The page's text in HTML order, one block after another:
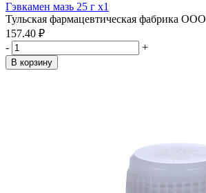
Гэвкамен мазь 25 г x1
Тульская фармацевтическая фабрика ООО
157.40 ₽
-
+
В корзину